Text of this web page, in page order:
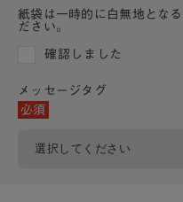
紙袋は一時的に白無地とな
ださい。
確認しました
メッセージタグ
必須